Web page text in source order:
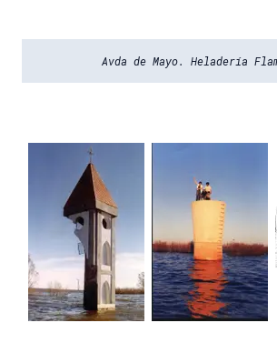
Avda de Mayo. Heladería